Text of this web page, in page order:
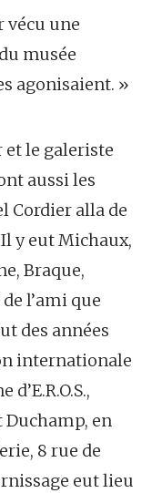
vécu une
musée
agonisaient. »
et le galeriste
aussi les
Cordier alla de
y eut Michaux,
Braque,
l’ami que
des années
internationale
Duchamp, en
8 rue de
eut lieu